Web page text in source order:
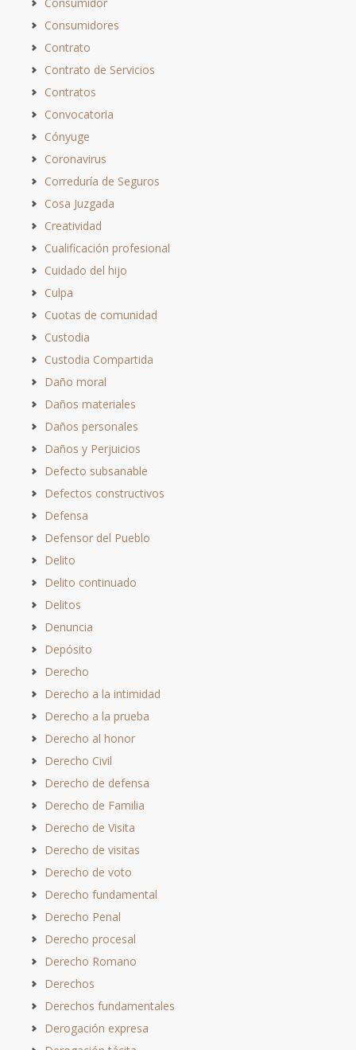
Consumidores
Contrato
Contrato de Servicios
Contratos
Convocatoria
Cónyuge
Coronavirus
Correduría de Seguros
Cosa Juzgada
Creatividad
Cualificación profesional
Cuidado del hijo
Culpa
Cuotas de comunidad
Custodia
Custodia Compartida
Daño moral
Daños materiales
Daños personales
Daños y Perjuicios
Defecto subsanable
Defectos constructivos
Defensa
Defensor del Pueblo
Delito
Delito continuado
Delitos
Denuncia
Depósito
Derecho
Derecho a la intimidad
Derecho a la prueba
Derecho al honor
Derecho Civil
Derecho de defensa
Derecho de Familia
Derecho de Visita
Derecho de visitas
Derecho de voto
Derecho fundamental
Derecho Penal
Derecho procesal
Derecho Romano
Derechos
Derechos fundamentales
Derogación expresa